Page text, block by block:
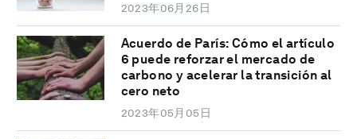
2023年06月26日
Acuerdo de París: Cómo el artículo
6 puede reforzar el mercado de
carbono y acelerar la transición al
cero neto
2023年05月05日